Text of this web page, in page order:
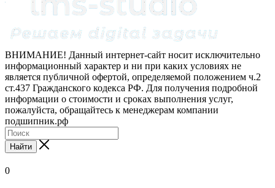
ВНИМАНИЕ! Данный интернет-сайт носит исключительно
информационный характер и ни при каких условиях не
является публичной офертой, определяемой положением ч.2
ст.437 Гражданского кодекса РФ. Для получения подробной
информации о стоимости и сроках выполнения услуг,
пожалуйста, обращайтесь к менеджерам компании
подшипник.рф
Найти
0